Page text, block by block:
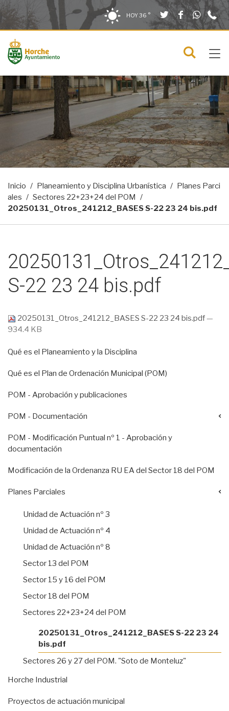
Saltar al contenido
Saltar a la navegación
Información de contacto HOY36 ° TwitterFacebook
menú
Inicio Planeamiento y Disciplina Urbanística
Planes Parci
ales
Sectores 22+23+24 del POM
20250131_Otros_241212_BASES S-22 23 24 bis.pdf
S-22 23 24 bis.pdf
20250131_Otros_241212_BASES S-22 23 24 bis.pdf—
934.4 KB
Qué es el Planeamiento y la Disciplina
Qué es el Plan de Ordenación Municipal (POM)
POM - Aprobación y publicaciones
POM - Documentación
POM - Modificación Puntual nº 1 - Aprobación y
documentación
Modificación de la Ordenanza RU EA del Sector 18 del POM
Planes Parciales
Unidad de Actuación nº 3
Unidad de Actuación nº 4
Unidad de Actuación nº 8
Sector 13 del POM
Sector 15 y 16 del POM
Sector 18 del POM
Sectores 22+23+24 del POM
20250131_Otros_241212_BASES S-22 23 24
bis.pdf
Sectores 26 y 27 del POM. "Soto de Monteluz"
Horche Industrial
Proyectos de actuación municipal